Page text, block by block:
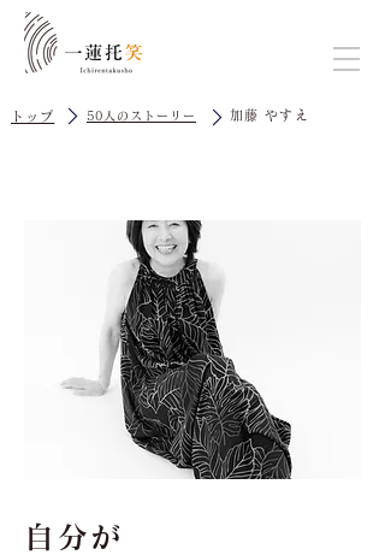
トップ 50人のストーリー 加藤 やすえ
自分が